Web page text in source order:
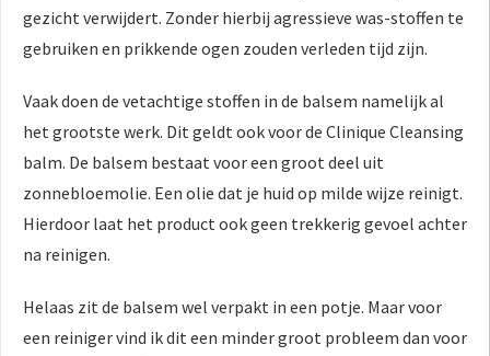
gezicht verwijdert. Zonder hierbij agressieve was-stoffen te
gebruiken en prikkende ogen zouden verleden tijd zijn.
Vaak doen de vetachtige stoffen in de balsem namelijk al
het grootste werk. Dit geldt ook voor de Clinique Cleansing
balm. De balsem bestaat voor een groot deel uit
zonnebloemolie. Een olie dat je huid op milde wijze reinigt.
Hierdoor laat het product ook geen trekkerig gevoel achter
na reinigen.
Helaas zit de balsem wel verpakt in een potje. Maar voor
een reiniger vind ik dit een minder groot probleem dan voor